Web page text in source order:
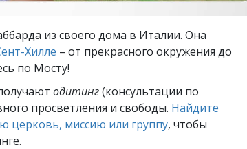
из своего дома в Италии. Она
Хилле – от прекрасного окружения до
по Мосту!
одитинг(консультации по
просветления и свободы. Найдите
церковь, миссию или группу, чтобы